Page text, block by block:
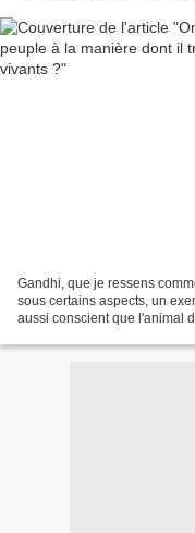
Gandhi, que je ressens
sous certains aspects, un
aussi conscient que l'animal